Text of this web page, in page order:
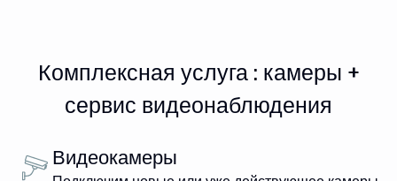
Комплексная услуга : камеры +
сервис видеонаблюдения
Видеокамеры